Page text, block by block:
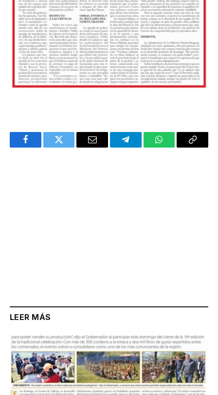
FacebookTwitter Email TelegramWhatsAppCopy
LEER MÁS